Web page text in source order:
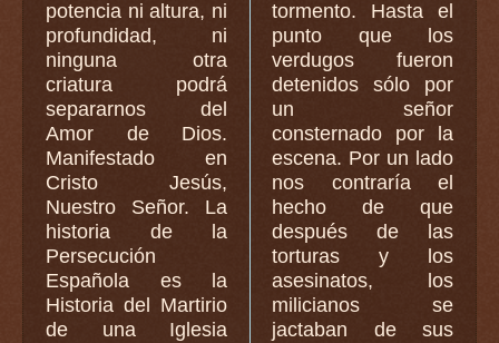
potencia ni altura, ni
profundidad, ni
ninguna otra
criatura podrá
separarnos del
Amor de Dios.
Manifestado en
Cristo Jesús,
Nuestro Señor. La
historia de la
Persecución
Española es la
Historia del Martirio
de una Iglesia
tormento. Hasta el
punto que los
verdugos fueron
detenidos sólo por
un señor
consternado por la
escena. Por un lado
nos contraría el
hecho de que
después de las
torturas y los
asesinatos, los
milicianos se
jactaban de sus